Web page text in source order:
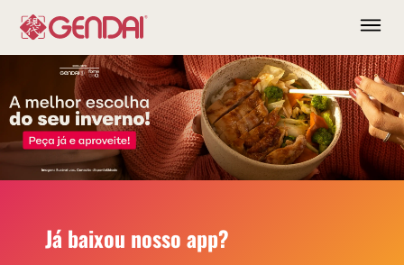
Já baixou nosso app?